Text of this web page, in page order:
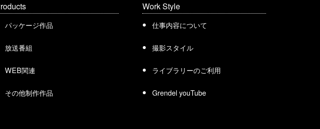
パッケージ作品
放送番組
WEB関連
その他制作作品
Work Style
仕事内容について
撮影スタイル
ライブラリーのご利用
Grendel youTube